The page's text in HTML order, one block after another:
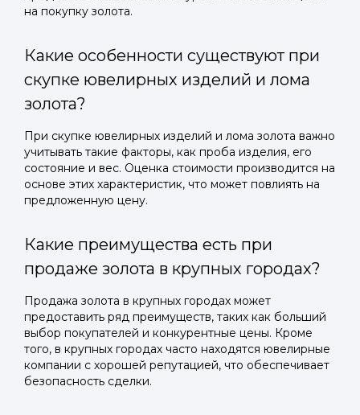
на покупку золота.
Какие особенности существуют при
скупке ювелирных изделий и лома
золота?
При скупке ювелирных изделий и лома золота важно
учитывать такие факторы, как проба изделия, его
состояние и вес. Оценка стоимости производится на
основе этих характеристик, что может повлиять на
предложенную цену.
Какие преимущества есть при
продаже золота в крупных городах?
Продажа золота в крупных городах может
предоставить ряд преимуществ, таких как больший
выбор покупателей и конкурентные цены. Кроме
того, в крупных городах часто находятся ювелирные
компании с хорошей репутацией, что обеспечивает
безопасность сделки.